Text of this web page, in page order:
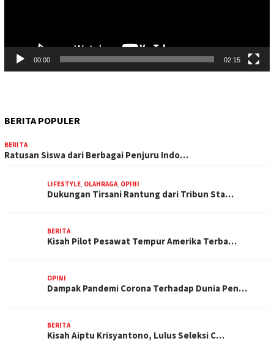
00:00 02:15
BERITA POPULER
BERITA
Ratusan Siswa dari Berbagai Penjuru Indo…
LIFESTYLE, OLAHRAGA, OPINI
Dukungan Tirsani Rantung dari Tribun Sta…
BERITA
Kisah Pilot Pesawat Tempur Amerika Terba…
OPINI
Dampak Pandemi Corona Terhadap Dunia Pen…
BERITA
Kisah Aiptu Krisyantono, Lulus Seleksi C…